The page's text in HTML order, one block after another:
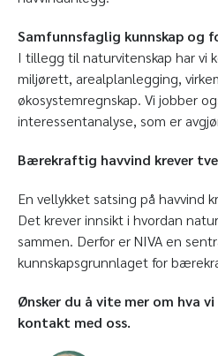
Samfunnsfaglig kunnskap og
I tillegg til naturvitenskap har vi
miljørett, arealplanlegging,
økosystemregnskap. Vi jobber
interessentanalyse, som er
Bærekraftig havvind krever
En vellykket satsing på havvind
Det krever innsikt i hvordan
sammen. Derfor er NIVA en
kunnskapsgrunnlaget for
Ønsker du å vite mer om hva
kontakt med oss.